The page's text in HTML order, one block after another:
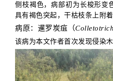
侧枝褐色，病部初为长梭形变
具有褐色突起，干枯枝条上附
病原：暹罗炭疽（
该病为本文作者首次发现侵染